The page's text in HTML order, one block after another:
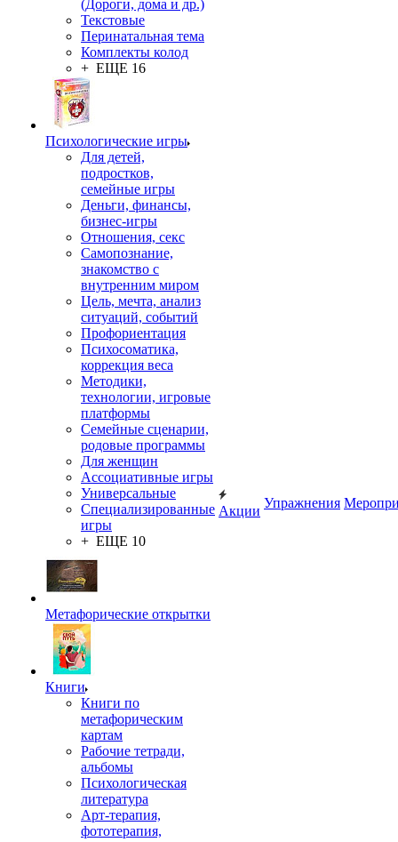
(Дороги, дома и др.)
Текстовые
Перинатальная тема
Комплекты колод
+ ЕЩЕ 16
Психологические игры
Для детей,
подростков,
семейные игры
Деньги, финансы,
бизнес-игры
Отношения, секс
Самопознание,
знакомство с
внутренним миром
Цель, мечта, анализ
ситуаций, событий
Профориентация
Психосоматика,
коррекция веса
Методики,
технологии, игровые
платформы
Семейные сценарии,
родовые программы
Для женщин
Ассоциативные игры
Универсальные
Специализированные
игры
+ ЕЩЕ 10
Метафорические открытки
Книги
Книги по
метафорическим
картам
Рабочие тетради,
альбомы
Психологическая
литература
Арт-терапия,
фототерапия,
Акции
Упражнения